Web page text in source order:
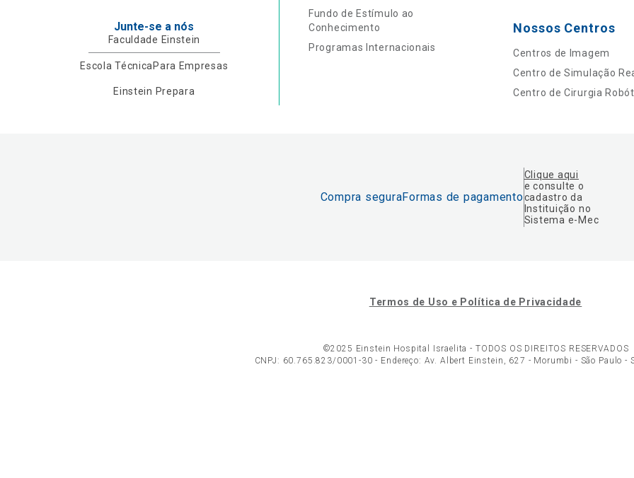
Junte-se a nós
Faculdade Einstein
Escola TécnicaPara Empresas
Einstein Prepara
Fundo de Estímulo ao
Conhecimento
Programas Internacionais
Nossos Centros
Centros de Imagem
Centro de Simulação
Centro de Cirurgia
Compra seguraFormas de pagamento
Clique aqui
e consulte o
cadastro da
Instituição no
Sistema e-Mec
Termos de Uso e Política de Privacidade
©2025 Einstein Hospital Israelita - TODOS OS DIREITOS RESERVADOS
CNPJ: 60.765.823/0001-30 - Endereço: Av. Albert Einstein, 627 - Morumbi - São Paulo -